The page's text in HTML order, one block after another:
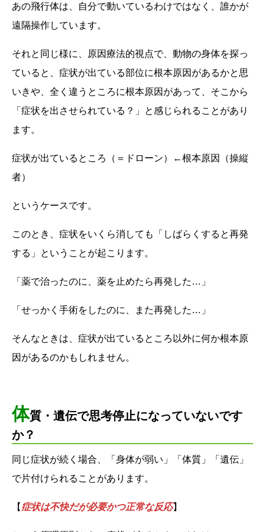
あの飛行体は、自分で動いているわけではなく、誰かが
遠隔操作しています。
それと同じ様に、原因療法的視点で、動物の身体を探っ
ていると、症状が出ている部位に根本原因があるかと思
いきや、全く違うところに根本原因があって、そこから
「症状を出させられている？」と感じられることがあり
ます。
症状が出ているところ（＝ドローン）←根本原因（操縦
者）
というケースです。
このとき、症状をいくら消しても「しばらくすると再発
する」ということが起こります。
「薬で治ったのに、薬を止めたら再発した…」
「せっかく手術をしたのに、また再発した…」
そんなときは、症状が出ているところ以外に何か根本原
因があるのかもしれません。
体質・遺伝で思考停止になっていないです
か？
同じ症状が続く場合、「身体が弱い」「体質」「遺伝」
で片付けられることがあります。
【 症状は不快だが必要かつ正常な反応】